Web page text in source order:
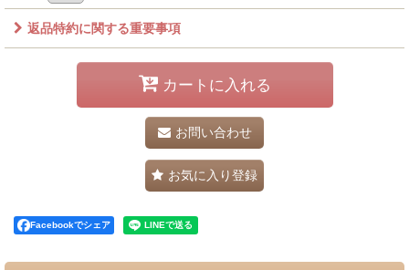
返品特約に関する重要事項
カートに入れる
お問い合わせ
お気に入り登録
Facebookでシェア